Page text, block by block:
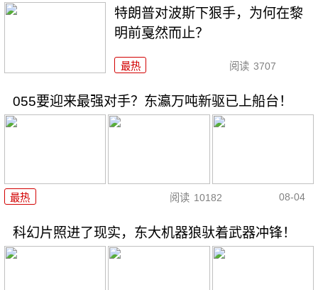
特朗普对波斯下狠手，为何在黎
明前戛然而止？
最热 阅读 3707
055要迎来最强对手？东瀛万吨新驱已上船台！
最热 阅读 10182 08-04
科幻片照进了现实，东大机器狼驮着武器冲锋！